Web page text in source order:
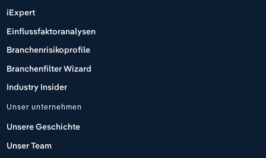
iExpert
Einflussfaktoranalysen
Branchenrisikoprofile
Branchenfilter Wizard
Industry Insider
Unser unternehmen
Unsere Geschichte
Unser Team